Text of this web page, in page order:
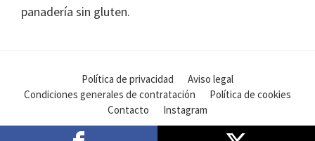
panadería sin gluten.
Política de privacidad
Aviso legal
Condiciones generales de contratación
Política de cookies
Contacto
Instagram